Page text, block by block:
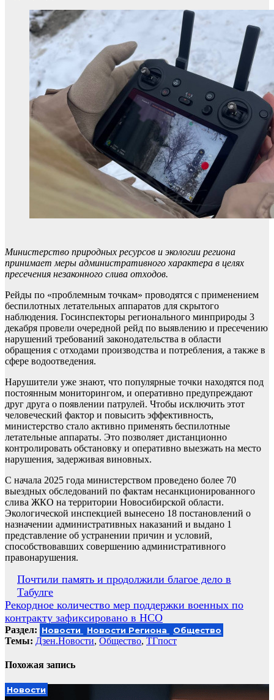
Министерство природных ресурсов и экологии региона
принимает меры административного характера в целях
пресечения незаконного слива отходов.
Рейды по «проблемным точкам» проводятся с применением
беспилотных летательных аппаратов для скрытого
наблюдения. Госинспекторы регионального минприроды 3
декабря провели очередной рейд по выявлению и пресечению
нарушений требований законодательства в области
обращения с отходами производства и потребления, а также в
сфере водоотведения.
Нарушители уже знают, что популярные точки находятся под
постоянным мониторингом, и оперативно предупреждают
друг друга о появлении патрулей. Чтобы исключить этот
человеческий фактор и повысить эффективность,
министерство стало активно применять беспилотные
летательные аппараты. Это позволяет дистанционно
контролировать обстановку и оперативно выезжать на место
нарушения, задерживая виновных.
С начала 2025 года министерством проведено более 70
выездных обследований по фактам несанкционированного
слива ЖКО на территории Новосибирской области.
Экологической инспекцией вынесено 18 постановлений о
назначении административных наказаний и выдано 1
представление об устранении причин и условий,
способствовавших совершению административного
правонарушения.
Навигация
по
записям
Почтили память и продолжили благое дело в
Табулге
Рекордное количество мер поддержки военных по
контракту зафиксировано в НСО
Раздел: Новости Новости Региона Общество
Темы: Дзен.Новости, Общество, ТГпост
Похожая запись
Новости